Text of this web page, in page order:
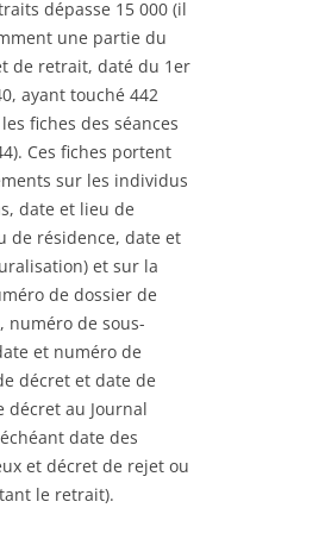
–
FRANCE
ÉDITION
/ DER
SUR-MER : BOURREAU
JOSEPH CLÉMENT
CIMETIÈRE DE
MER (44) : PHILIPPE
CIMETIÈRE DE
MER (44) : COLONEL
RENÉ LOUIS PIERRE
CIMETIÈRE DE SAINTE-
MER (44) : JEAN
1996) ANCIEN
dépasse 15 000 (il
une partie du
de retrait, daté du 1er
ayant touché 442
fiches des séances
Ces fiches portent
sur les individus
date et lieu de
de résidence, date et
et sur la
de dossier de
numéro de sous-
et numéro de
décret et date de
décret au Journal
date des
et décret de rejet ou
le retrait).